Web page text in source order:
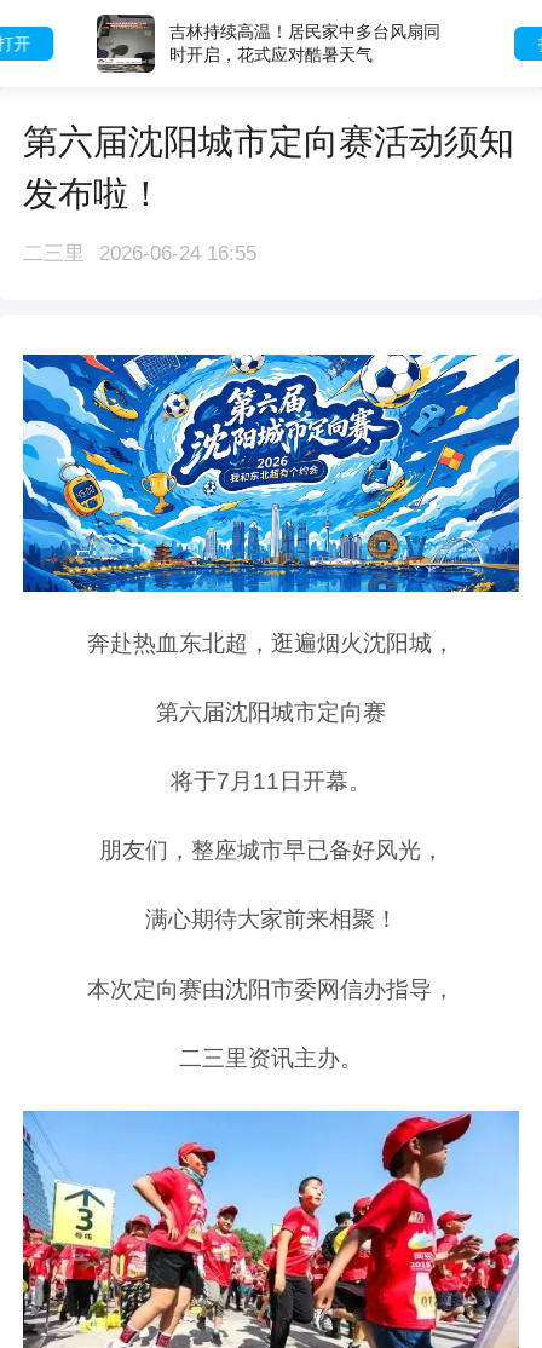
吉林持续高温！居民家中多台风扇同
时开启，花式应对酷暑天气
第六届沈阳城市定向赛活动须知
发布啦！
二三里 2026-06-24 16:55
奔赴热血东北超，逛遍烟火沈阳城，
第六届沈阳城市定向赛
将于7月11日开幕。
朋友们，整座城市早已备好风光，
满心期待大家前来相聚！
本次定向赛由沈阳市委网信办指导，
二三里资讯主办。